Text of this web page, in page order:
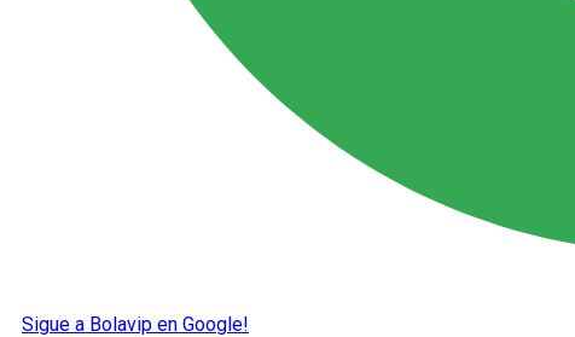
Sigue a Bolavip en Google!